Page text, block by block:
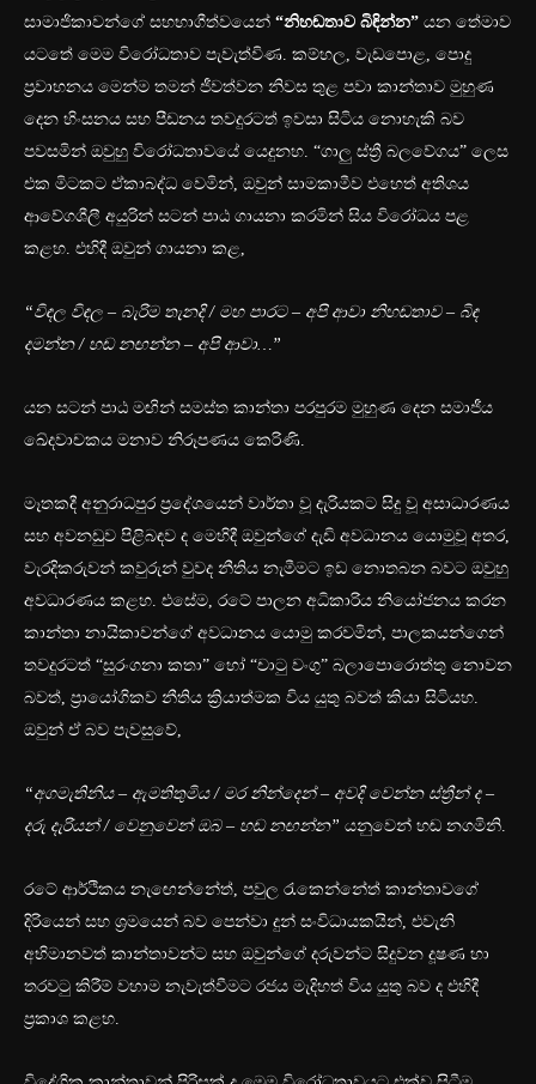
සාමාජිකාවන්ගේ සහභාගීත්වයෙන් “නිහඬතාව බිඳින්න” යන තේමාව
යටතේ මෙම විරෝධතාව පැවැත්විණ. කම්හල, වැඩපොළ, පොදු
ප්‍රවාහනය මෙන්ම තමන් ජීවත්වන නිවස තුළ පවා කාන්තාව මුහුණ
දෙන හිංසනය සහ පීඩනය තවදුරටත් ඉවසා සිටිය නොහැකි බව
පවසමින් ඔවුහු විරෝධතාවයේ යෙදුනහ. “ගාලු ස්ත්‍රී බලවේගය” ලෙස
එක මිටකට ඒකාබද්ධ වෙමින්, ඔවුන් සාමකාමීව එහෙත් අතිශය
ආවේගශීලී අයුරින් සටන් පාඨ ගායනා කරමින් සිය විරෝධය පළ
කළහ. එහිදී ඔවුන් ගායනා කළ,
“විඳල විඳල – බැරිම තැනදි / මහ පාරට – අපි ආවා නිහඬතාව – බිඳ
දමන්න / හඬ නඟන්න – අපි ආවා…”
යන සටන් පාඨ මඟින් සමස්ත කාන්තා පරපුරම මුහුණ දෙන සමාජීය
ඛේදවාචකය මනාව නිරූපණය කෙරිණි.
මෑතකදී අනුරාධපුර ප්‍රදේශයෙන් වාර්තා වූ දැරියකට සිදු වූ අසාධාරණය
සහ අවනඩුව පිළිබඳව ද මෙහිදී ඔවුන්ගේ දැඩි අවධානය යොමුවූ අතර,
වැරදිකරුවන් කවුරුන් වුවද නීතිය නැමීමට ඉඩ නොතබන බවට ඔවුහු
අවධාරණය කළහ. එසේම, රටේ පාලන අධිකාරිය නියෝජනය කරන
කාන්තා නායිකාවන්ගේ අවධානය යොමු කරවමින්, පාලකයන්ගෙන්
තවදුරටත් “සුරංගනා කතා” හෝ “චාටු වංගු” බලාපොරොත්තු නොවන
බවත්, ප්‍රායෝගිකව නීතිය ක්‍රියාත්මක විය යුතු බවත් කියා සිටියහ.
ඔවුන් ඒ බව පැවසුවේ,
“අගමැතිනිය – ඇමතිතුමිය / මර නින්දෙන් – අවදි වෙන්න ස්ත්‍රීන් ද –
දරු දැරියන් / වෙනුවෙන් ඔබ – හඬ නඟන්න” යනුවෙන් හඬ නගමිනි.
රටේ ආර්ථිකය නැඟෙන්නේත්, පවුල රැකෙන්නේත් කාන්තාවගේ
දිරියෙන් සහ ශ්‍රමයෙන් බව පෙන්වා දුන් සංවිධායකයින්, එවැනි
අභිමානවත් කාන්තාවන්ට සහ ඔවුන්ගේ දරුවන්ට සිදුවන දූෂණ හා
තරවටු කිරීම් වහාම නැවැත්වීමට රජය මැදිහත් විය යුතු බව ද එහිදී
ප්‍රකාශ කළහ.